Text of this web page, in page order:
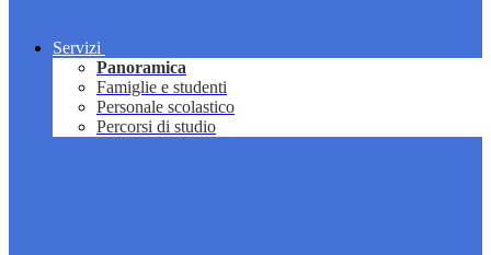
Servizi
Panoramica
Famiglie e studenti
Personale scolastico
Percorsi di studio